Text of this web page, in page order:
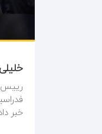
رییس
خبر